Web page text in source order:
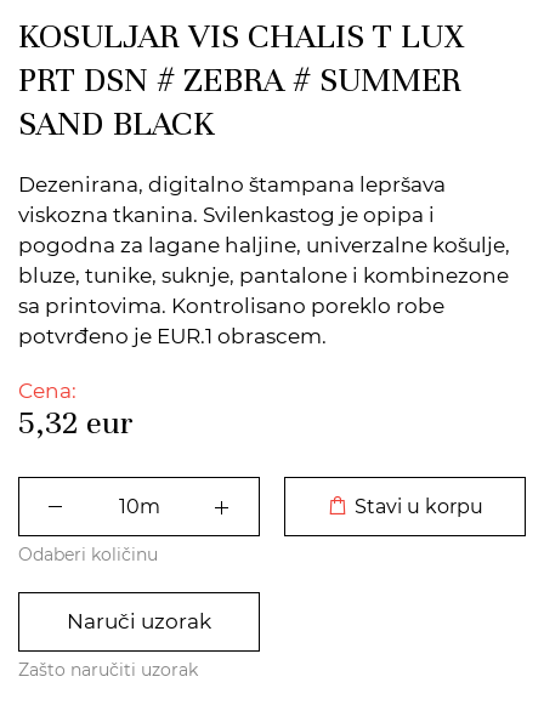
KOSULJAR VIS CHALIS T LUX
PRT DSN # ZEBRA # SUMMER
SAND BLACK
Dezenirana, digitalno štampana lepršava
viskozna tkanina. Svilenkastog je opipa i
pogodna za lagane haljine, univerzalne košulje,
bluze, tunike, suknje, pantalone i kombinezone
sa printovima. Kontrolisano poreklo robe
potvrđeno je EUR.1 obrascem.
Cena:
5,32 eur
Stavi u korpu
Odaberi količinu
Naruči uzorak
Zašto naručiti uzorak